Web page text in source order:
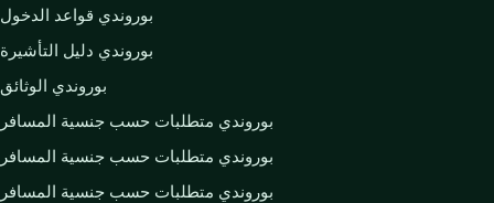
بوروندي قواعد الدخول
بوروندي دليل التأشيرة
بوروندي الوثائق
بوروندي متطلبات حسب جنسية المسافر
بوروندي متطلبات حسب جنسية المسافر
بوروندي متطلبات حسب جنسية المسافر